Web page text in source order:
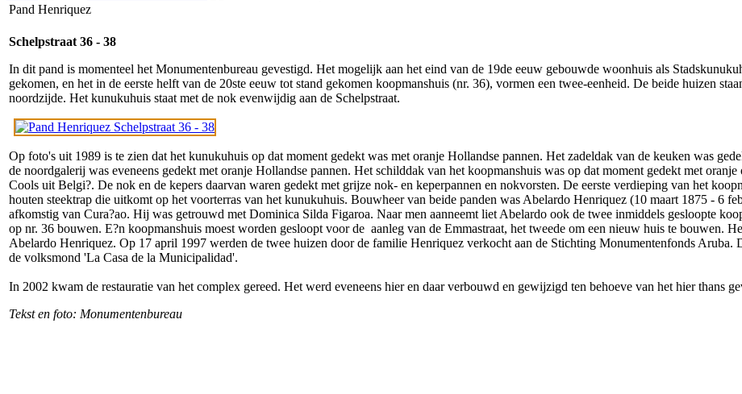
Pand Henriquez
Schelpstraat 36 - 38
In dit pand is momenteel het Monumentenbureau gevestigd. Het mogelijk aan het eind van de 19de eeuw gebouwde woonhuis als
gekomen, en het in de eerste helft van de 20ste eeuw tot stand gekomen koopmanshuis (nr. 36), vormen een twee-eenheid. De beide huizen
noordzijde. Het kunukuhuis staat met de nok evenwijdig aan de Schelpstraat.
Op foto's uit 1989 is te zien dat het kunukuhuis op dat moment gedekt was met oranje Hollandse pannen. Het zadeldak van de keuken was
de noordgalerij was eveneens gedekt met oranje Hollandse pannen. Het schilddak van het koopmanshuis was op dat moment gedekt met
Cools uit Belgi?. De nok en de kepers daarvan waren gedekt met grijze nok- en keperpannen en nokvorsten. De eerste verdieping van het
houten steektrap die uitkomt op het voorterras van het kunukuhuis. Bouwheer van beide panden was Abelardo Henriquez (10 maart 1875 - 6
afkomstig van Cura?ao. Hij was getrouwd met Dominica Silda Figaroa. Naar men aanneemt liet Abelardo ook de twee inmiddels gesloopte
op nr. 36 bouwen. E?n koopmanshuis moest worden gesloopt voor de aanleg van de Emmastraat, het tweede om een nieuw huis te bouwen.
Abelardo Henriquez. Op 17 april 1997 werden de twee huizen door de familie Henriquez verkocht aan de Stichting Monumentenfonds Aruba.
de volksmond 'La Casa de la Municipalidad'.
In 2002 kwam de restauratie van het complex gereed. Het werd eveneens hier en daar verbouwd en gewijzigd ten behoeve van het hier thans
Tekst en foto: Monumentenbureau